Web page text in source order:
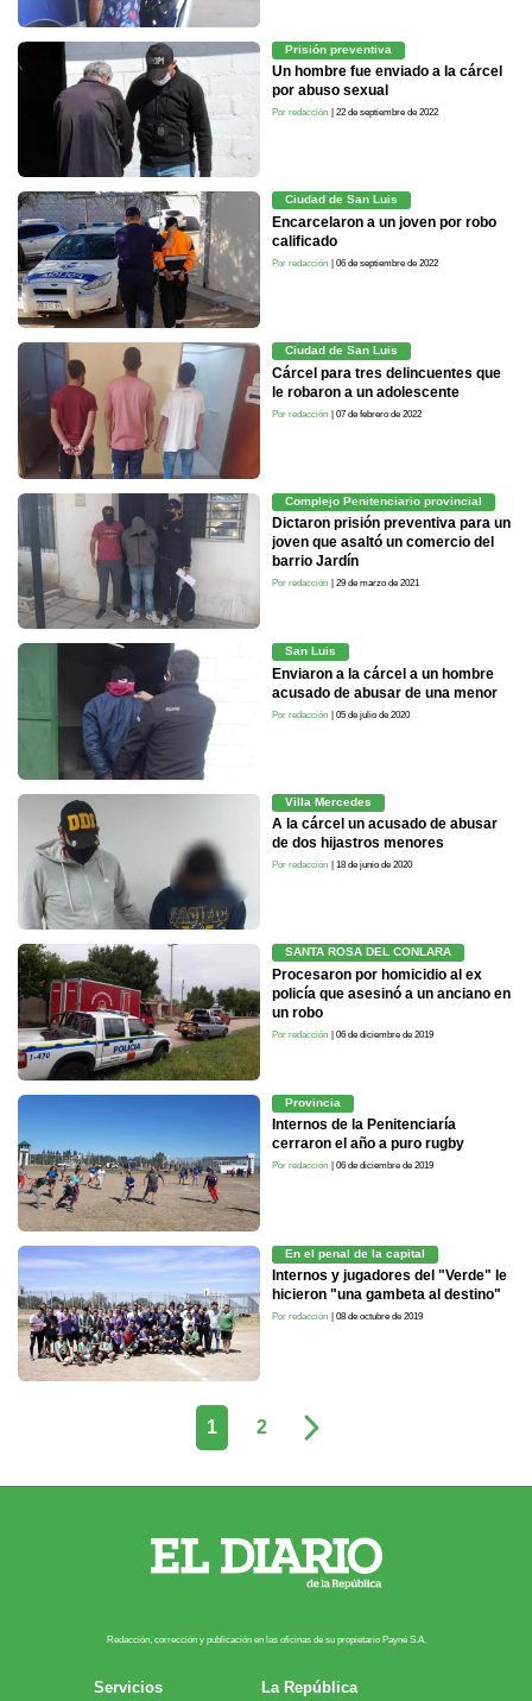
Prisión preventiva
Un hombre fue enviado a la cárcel
por abuso sexual
Por redacción | 22 de septiembre de 2022
Ciudad de San Luis
Encarcelaron a un joven por robo
calificado
Por redacción | 06 de septiembre de 2022
Ciudad de San Luis
Cárcel para tres delincuentes que
le robaron a un adolescente
Por redacción | 07 de febrero de 2022
Complejo Penitenciario provincial
Dictaron prisión preventiva para un
joven que asaltó un comercio del
barrio Jardín
Por redacción | 29 de marzo de 2021
San Luis
Enviaron a la cárcel a un hombre
acusado de abusar de una menor
Por redacción | 05 de julio de 2020
Villa Mercedes
A la cárcel un acusado de abusar
de dos hijastros menores
Por redacción | 18 de junio de 2020
SANTA ROSA DEL CONLARA
Procesaron por homicidio al ex
policía que asesinó a un anciano en
un robo
Por redacción | 06 de diciembre de 2019
Provincia
Internos de la Penitenciaría
cerraron el año a puro rugby
Por redacción | 06 de diciembre de 2019
En el penal de la capital
Internos y jugadores del "Verde" le
hicieron "una gambeta al destino"
Por redacción | 08 de octubre de 2019
1 2
Redacción, corrección y publicación en las oficinas de su propietario Payn​é S.A.
Servicios
La República